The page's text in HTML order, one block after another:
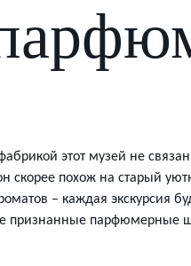
этот музей не
скорее похож на старый
– каждая экскурсия
признанные парфюмерные